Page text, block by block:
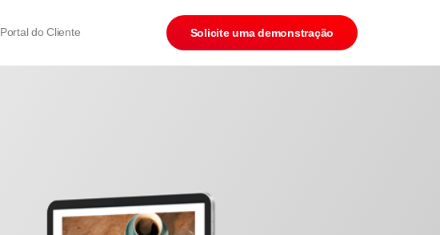
Portal do Cliente Solicite uma demonstração